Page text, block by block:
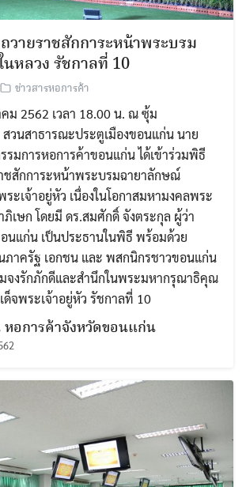
วายราชสักการะหน้าพระบรม
หลวง รัชกาลที่ 10
ข่าวสารหอการค้า
ม 2562 เวลา 18.00 น. ณ ซุ้ม
สวนสาธารณะประตูเมืองขอนแก่น นาย
มการหอการค้าขอนแก่น ได้เข้าร่วมพิธี
ชสักการะหน้าพระบรมฉายาลักษณ์
ะเจ้าอยู่หัว เนื่องในโอกาสมหามงคลพระ
เษก โดยมี ดร.สมศักดิ์ จังตระกุล ผู้ว่า
นแก่น เป็นประธานในพิธี พร้อมด้วย
ภาครัฐ เอกชน และ พสกนิกรชาวขอนแก่น
จงรักภักดีและสำนึกในพระมหากรุณาธิคุณ
จพระเจ้าอยู่หัว รัชกาลที่ 10
อการค้าจังหวัดขอนแก่น